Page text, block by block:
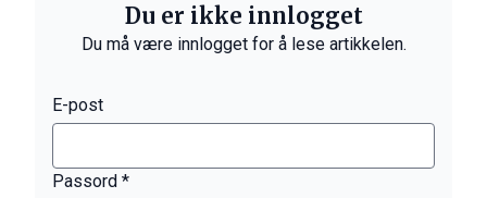
Du er ikke innlogget
Du må være innlogget for å lese artikkelen.
E-post
Passord *